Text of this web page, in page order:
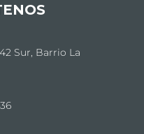
Sur, Barrio La